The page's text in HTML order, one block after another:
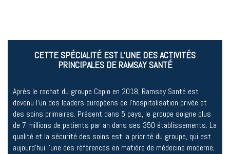
CETTE SPÉCIALITÉ EST L’UNE DES ACTIVITÉS
PRINCIPALES DE RAMSAY SANTÉ
Après le rachat du groupe Capio en 2018, Ramsay Santé est
devenu l’un des leaders européens de l’hospitalisation privée et
des soins primaires. Présent dans 5 pays, le groupe soigne plus
de 7 millions de patients par an dans ses 350 établissements. La
qualité et la sécurité des soins est la priorité du groupe, qui est
aujourd’hui l’une des références en matière de médecine moderne,